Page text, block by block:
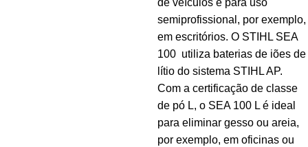
de veículos e para uso
semiprofissional, por exemplo,
em escritórios. O STIHL SEA
100 utiliza baterias de iões de
lítio do sistema STIHL AP.
Com a certificação de classe
de pó L, o SEA 100 L é ideal
para eliminar gesso ou areia,
por exemplo, em oficinas ou